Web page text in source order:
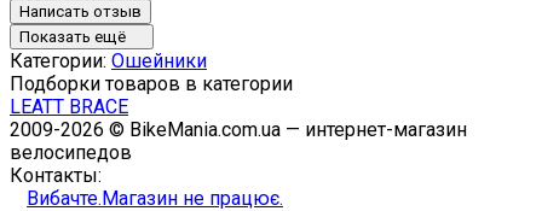
Написать отзыв
Показать ещё
Категории: Ошейники
Подборки товаров в категории
LEATT BRACE
2009-2026 © BikeMania.com.ua — интернет-магазин
велосипедов
Контакты:
Вибачте.Магазин не працює.